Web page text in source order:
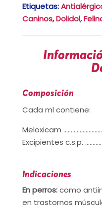
Etiquetas:
Caninos,Dolidol,
Composición
Cada ml contiene:
Meloxicam
Excipientes c.s.p.
Indicaciones
En perros:como
en trastornos